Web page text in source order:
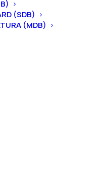
(SDB)
(MDB)
16/18/20 cm
22/24/26 cm
contattandoci e
desiderata e la